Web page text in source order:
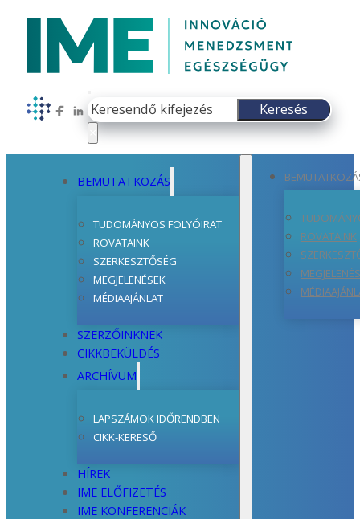
Follow us on Facebook
Follow us on LinkedIn
Keresés
Keresés
BEMUTATKOZÁS
TUDOMÁNYOS FOLYÓIRAT
ROVATAINK
SZERKESZTŐSÉG
MEGJELENÉSEK
MÉDIAAJÁNLAT
SZERZŐINKNEK
CIKKBEKÜLDÉS
ARCHÍVUM
LAPSZÁMOK IDŐRENDBEN
CIKK-KERESŐ
HÍREK
IME ELŐFIZETÉS
IME KONFERENCIÁK
ROVATAINK